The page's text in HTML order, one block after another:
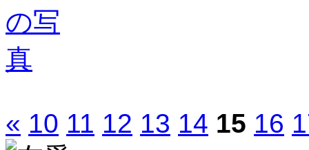
« 10 11 12 13 14 15 16